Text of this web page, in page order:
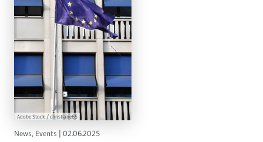
Adobe Stock / christiane65
News, Events | 02.06.2025